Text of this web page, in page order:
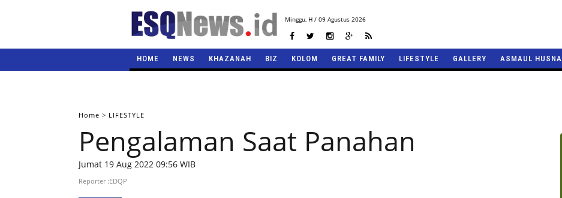
Minggu,H / 09 Agustus 2026
HOME NEWS KHAZANAH BIZ KOLOM GREAT FAMILY LIFESTYLE GALLERY ASMAUL HUSNA
Home > LIFESTYLE
Pengalaman Saat Panahan
Jumat 19 Aug 2022 09:56 WIB
Reporter :EDQP